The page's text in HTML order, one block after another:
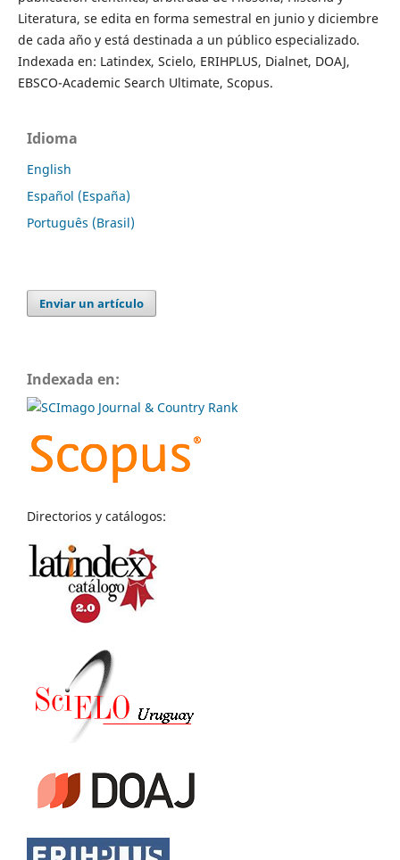
Literatura, se edita en forma semestral en junio y diciembre
de cada año y está destinada a un público especializado.
Indexada en: Latindex, Scielo, ERIHPLUS, Dialnet, DOAJ,
EBSCO-Academic Search Ultimate, Scopus.
Idioma
English
Español (España)
Português (Brasil)
Enviar un artículo
Indexada en:
Directorios y catálogos: